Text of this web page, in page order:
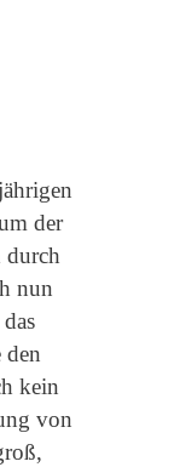
der
durch
nun
kein
von